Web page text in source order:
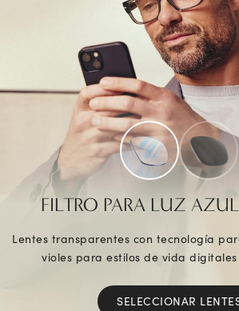
FILTRO PARA LUZ
Lentes transparentes con tecnología
violes para estilos de vida
SELECCIONAR